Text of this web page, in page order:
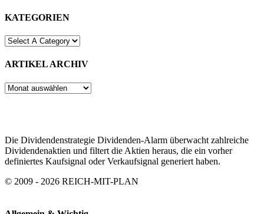
KATEGORIEN
ARTIKEL ARCHIV
ARTIKEL
Die Dividendenstrategie Dividenden-Alarm überwacht zahlreiche
Dividendenaktien und filtert die Aktien heraus, die ein vorher
definiertes Kaufsignal oder Verkaufsignal generiert haben.
© 2009 - 2026 REICH-MIT-PLAN